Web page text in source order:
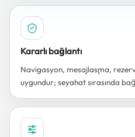
Kararlı bağlantı
Navigasyon, mesajlaşma,
uygundur; seyahat sırasında